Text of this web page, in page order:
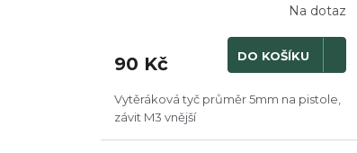
Na dotaz
90 Kč DO KOŠÍKU
Vytěráková tyč průměr 5mm na pistole,
závit M3 vnější